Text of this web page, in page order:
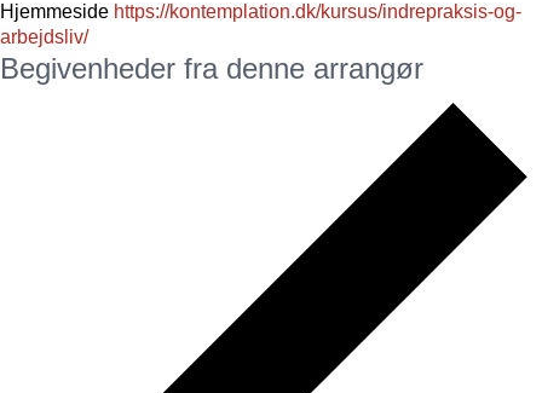
Hjemmeside https://kontemplation.dk/kursus/indrepraksis-og-
arbejdsliv/
Begivenheder fra denne arrangør